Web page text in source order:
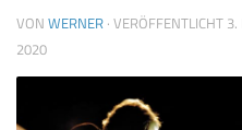
VON WERNER · VERÖFFENTLICHT
2020